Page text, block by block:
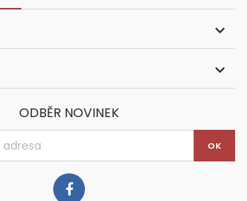


ODBĚR NOVINEK